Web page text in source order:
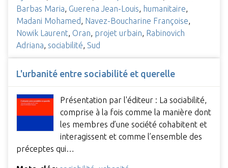
Barbas Maria, Guerena Jean-Louis, humanitaire,
Madani Mohamed, Navez-Boucharine Françoise,
Nowik Laurent, Oran, projet urbain, Rabinovich
Adriana, sociabilité, Sud
L'urbanité entre sociabilité et querelle
Présentation par l'éditeur : La sociabilité,
comprise à la fois comme la manière dont
les membres d’une société cohabitent et
interagissent et comme l’ensemble des
préceptes qui…